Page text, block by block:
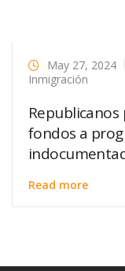
May 27, 2024
Inmigración
fondos a
Read more